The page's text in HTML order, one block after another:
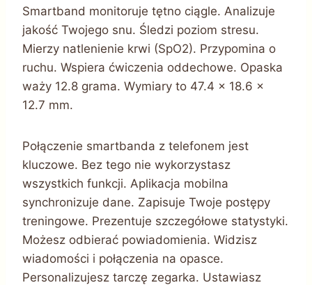
Smartband monitoruje tętno ciągle. Analizuje
jakość Twojego snu. Śledzi poziom stresu.
Mierzy natlenienie krwi (SpO2). Przypomina o
ruchu. Wspiera ćwiczenia oddechowe. Opaska
waży 12.8 grama. Wymiary to 47.4 x 18.6 x
12.7 mm.
Połączenie smartbanda z telefonem jest
kluczowe. Bez tego nie wykorzystasz
wszystkich funkcji. Aplikacja mobilna
synchronizuje dane. Zapisuje Twoje postępy
treningowe. Prezentuje szczegółowe statystyki.
Możesz odbierać powiadomienia. Widzisz
wiadomości i połączenia na opasce.
Personalizujesz tarczę zegarka. Ustawiasz